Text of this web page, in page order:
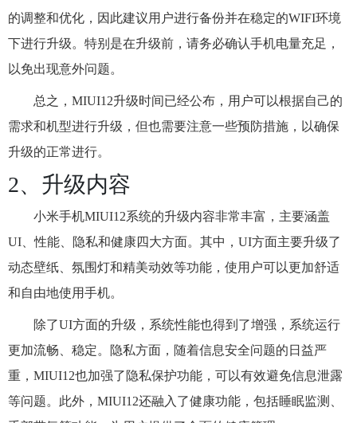
的调整和优化，因此建议用户进行备份并在稳定的WIFI环境
下进行升级。特别是在升级前，请务必确认手机电量充足，
以免出现意外问题。
总之，MIUI12升级时间已经公布，用户可以根据自己的
需求和机型进行升级，但也需要注意一些预防措施，以确保
升级的正常进行。
2、升级内容
小米手机MIUI12系统的升级内容非常丰富，主要涵盖
UI、性能、隐私和健康四大方面。其中，UI方面主要升级了
动态壁纸、氛围灯和精美动效等功能，使用户可以更加舒适
和自由地使用手机。
除了UI方面的升级，系统性能也得到了增强，系统运行
更加流畅、稳定。隐私方面，随着信息安全问题的日益严
重，MIUI12也加强了隐私保护功能，可以有效避免信息泄露
等问题。此外，MIUI12还融入了健康功能，包括睡眠监测、